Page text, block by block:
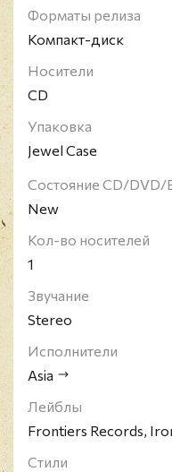
Самыми успешными
пластинки
завоевали
Группа успешно
материал до сих пор.
Форматы релиза
Компакт-диск
Носители
CD
Упаковка
Jewel Case
Состояние CD/DVD/
New
Кол-во носителей
1
Звучание
Stereo
Исполнители
Asia
Лейблы
Frontiers Records,
Стили